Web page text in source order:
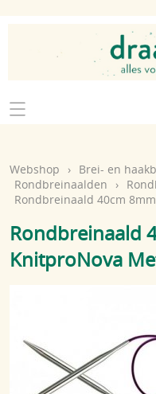
Home
Brei- en haakgaren
Magazines
Mijn account
Openingsuren
Brei- en haakatelier
Contact
Webshop › Brei- en
Rondbreinaalden
›
Rondbreinaald 40cm
Rondbreinaald
KnitproNova